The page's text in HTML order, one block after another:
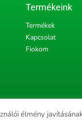
Termékeink
Termékek
Kapcsolat
Fiokom
2022 tiblak.hu, All
élmény